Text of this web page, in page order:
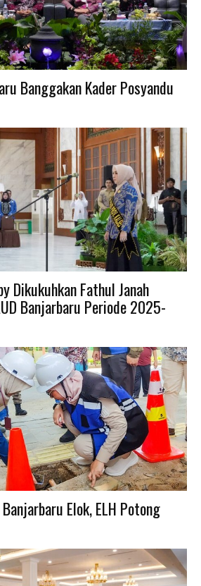
Banggakan Kader Posyandu
Dikukuhkan Fathul Janah
Banjarbaru Periode 2025-
Elok, ELH Potong